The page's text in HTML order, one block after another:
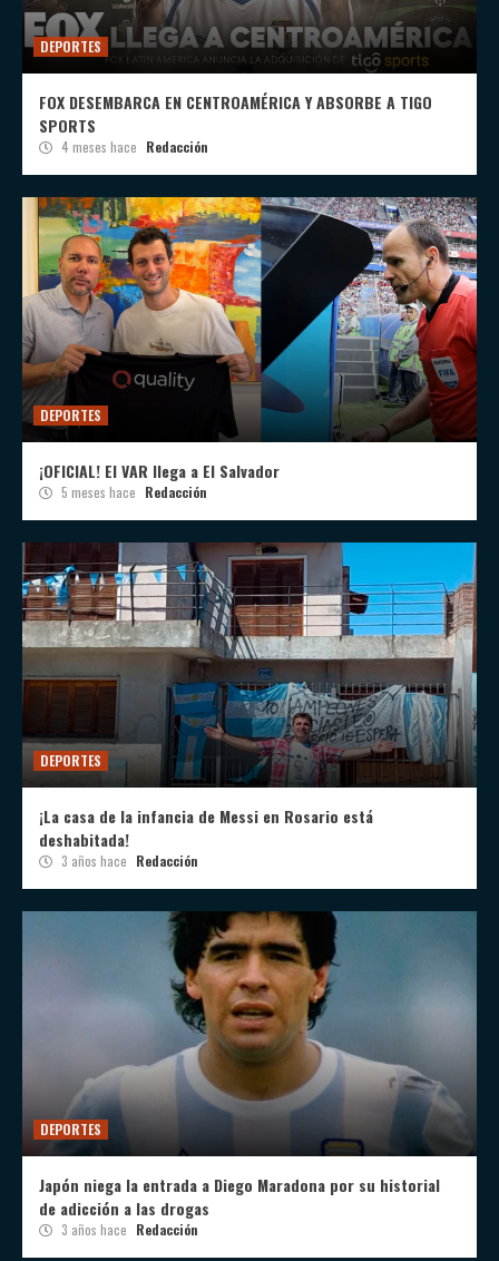
DEPORTES
FOX DESEMBARCA EN CENTROAMÉRICA Y ABSORBE A TIGO
SPORTS
4 meses hace Redacción
DEPORTES
¡OFICIAL! El VAR llega a El Salvador
5 meses hace Redacción
DEPORTES
¡La casa de la infancia de Messi en Rosario está
deshabitada!
3 años hace Redacción
DEPORTES
Japón niega la entrada a Diego Maradona por su historial
de adicción a las drogas
3 años hace Redacción